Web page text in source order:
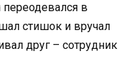
в
стишок и вручал
друг – сотрудник